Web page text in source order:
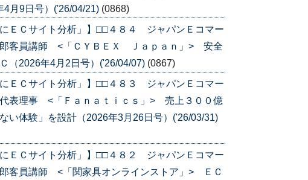
4月9日号）('26/04/21) (0868)
にＥＣサイト分析」】□□４８４ ジャパンＥコマー
客員講師 <「ＣＹＢＥＸ Ｊａｐａｎ」> 安全
（2026年4月2日号）('26/04/07) (0867)
にＥＣサイト分析」】□□４８３ ジャパンＥコマー
表理事 <「Ｆａｎａｔｉｃｓ」> 売上３００億
い体験」を設計（2026年3月26日号）('26/03/31)
にＥＣサイト分析」】□□４８２ ジャパンＥコマー
客員講師 <「関家具オンラインストア」> ＥＣ